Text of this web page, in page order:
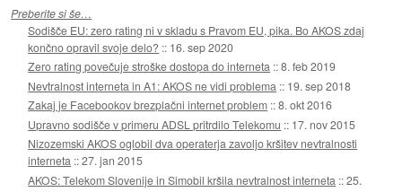
Preberite si še…
Sodišče EU: zero rating ni v skladu s Pravom EU, pika. Bo AKOS zdaj
končno opravil svoje delo? :: 16. sep 2020
Zero rating povečuje stroške dostopa do interneta ::8. feb 2019
Nevtralnost interneta in A1: AKOS ne vidi problema :: 19. sep 2018
Zakaj je Facebookov brezplačni internet problem ::8. okt 2016
Upravno sodišče v primeru ADSL pritrdilo Telekomu :: 17. nov 2015
Nizozemski AKOS oglobil dva operaterja zavoljo kršitev nevtralnosti
interneta ::27. jan 2015
AKOS: Telekom Slovenije in Simobil kršila nevtralnost interneta ::25.